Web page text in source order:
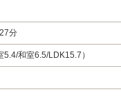
分
和室6.5/LDK15.7）